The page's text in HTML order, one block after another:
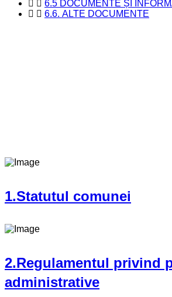
6.5 DOCUMENTE ȘI
6.6. ALTE DOCUMENTE
1.Statutul comunei
2.Regulamentul privind
administrative